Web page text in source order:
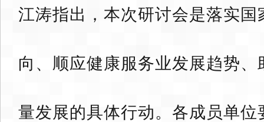
江涛指出，本次研讨会是落实国
向、顺应健康服务业发展趋势
量发展的具体行动。各成员单